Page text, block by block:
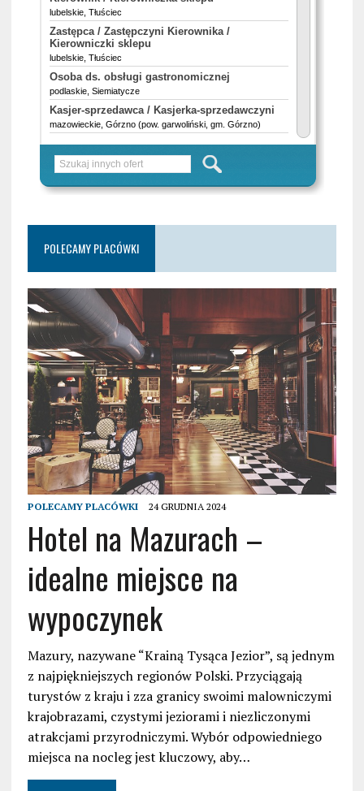
POLECAMY PLACÓWKI
POLECAMY PLACÓWKI 24 GRUDNIA 2024
Hotel na Mazurach –
idealne miejsce na
wypoczynek
Mazury, nazywane “Krainą Tysąca Jezior”, są jednym
z najpiękniejszych regionów Polski. Przyciągają
turystów z kraju i zza granicy swoimi malowniczymi
krajobrazami, czystymi jeziorami i niezliczonymi
atrakcjami przyrodniczymi. Wybór odpowiedniego
miejsca na nocleg jest kluczowy, aby…